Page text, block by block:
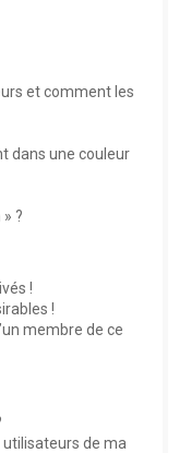
et comment les
dans une couleur
?
!
!
membre de ce
de ma